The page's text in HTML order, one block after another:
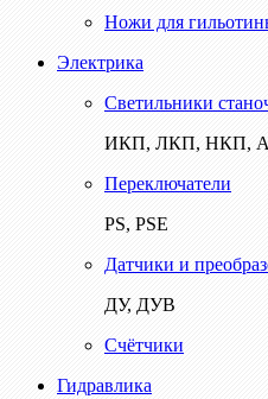
Ножи для
Электрика
Светильники
ИКП, ЛКП, НКП,
Переключатели
PS, PSE
Датчики и
ДУ, ДУВ
Счётчики
Гидравлика